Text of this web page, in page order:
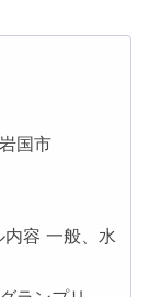
国市
容 一般、水